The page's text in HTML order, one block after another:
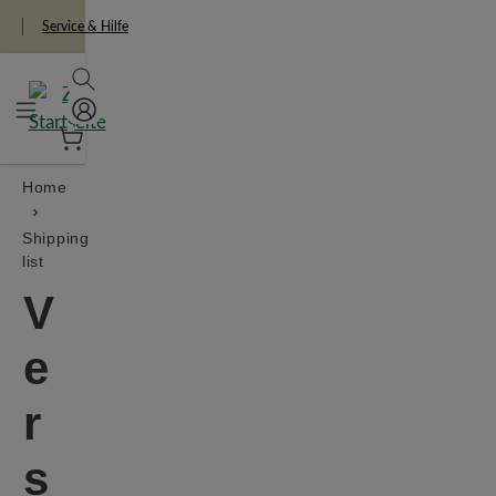
contentbei BÄR.
Service & Hilfe
Home
Shipping
list
V
e
r
s